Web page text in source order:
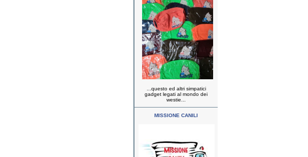
...questo ed altri simpatici
gadget legati al mondo dei
westie...
MISSIONE CANILI